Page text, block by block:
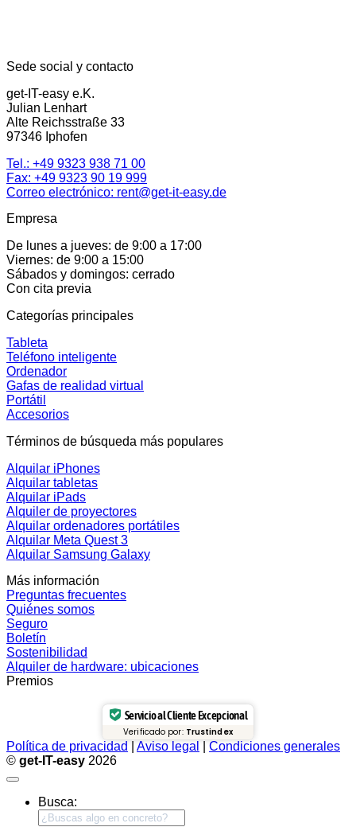
Sede social y contacto
get-IT-easy e.K.
Julian Lenhart
Alte Reichsstraße 33
97346 Iphofen
Tel.: +49 9323 938 71 00
Fax: +49 9323 90 19 999
Correo electrónico: rent@get-it-easy.de
Empresa
De lunes a jueves: de 9:00 a 17:00
Viernes: de 9:00 a 15:00
Sábados y domingos: cerrado
Con cita previa
Categorías principales
Tableta
Teléfono inteligente
Ordenador
Gafas de realidad virtual
Portátil
Accesorios
Términos de búsqueda más populares
Alquilar iPhones
Alquilar tabletas
Alquilar iPads
Alquiler de proyectores
Alquilar ordenadores portátiles
Alquilar Meta Quest 3
Alquilar Samsung Galaxy
Más información
Preguntas frecuentes
Quiénes somos
Seguro
Boletín
Sostenibilidad
Alquiler de hardware: ubicaciones
Premios
Servicio al Cliente Excepcional
Verificado por: Trustindex
Política de privacidad Aviso legal
Condiciones generales
© get-IT-easy 2026
Busca: